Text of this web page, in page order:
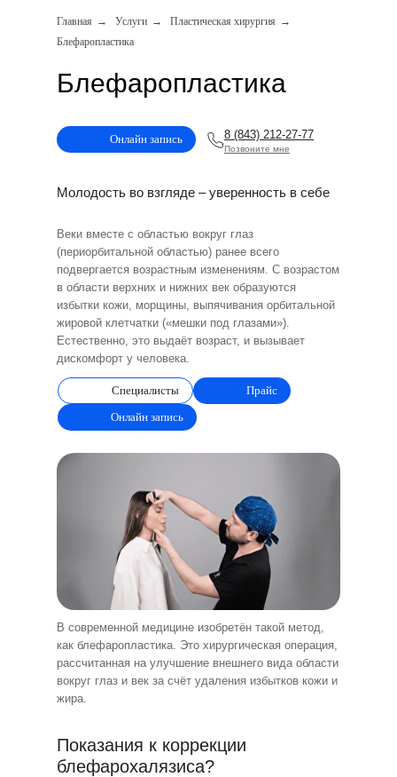
Главная → Услуги → Пластическая хирургия →
Блефаропластика
Блефаропластика
Онлайн запись 8 (843) 212-27-77
Позвоните мне
Молодость во взгляде – уверенность в себе
Веки вместе с областью вокруг глаз
(периорбитальной областью) ранее всего
подвергается возрастным изменениям. С возрастом
в области верхних и нижних век образуются
избытки кожи, морщины, выпячивания орбитальной
жировой клетчатки («мешки под глазами»).
Естественно, это выдаёт возраст, и вызывает
дискомфорт у человека.
В современной медицине изобретён такой метод,
как блефаропластика. Это хирургическая операция,
рассчитанная на улучшение внешнего вида области
вокруг глаз и век за счёт удаления избытков кожи и
жира.
Специалисты
Прайс
Онлайн запись
Показания к коррекции
блефарохалязиса?